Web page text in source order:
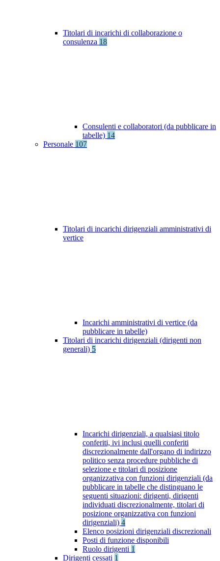
Titolari di incarichi di collaborazione o
consulenza 18
Consulenti e collaboratori (da pubblicare in
tabelle) 14
Personale 107
Titolari di incarichi dirigenziali amministrativi di
vertice
Incarichi amministrativi di vertice (da
pubblicare in tabelle)
Titolari di incarichi dirigenziali (dirigenti non
generali) 5
Incarichi dirigenziali, a qualsiasi titolo
conferiti, ivi inclusi quelli conferiti
discrezionalmente dall'organo di indirizzo
politico senza procedure pubbliche di
selezione e titolari di posizione
organizzativa con funzioni dirigenziali (da
pubblicare in tabelle che distinguano le
seguenti situazioni: dirigenti, dirigenti
individuati discrezionalmente, titolari di
posizione organizzativa con funzioni
dirigenziali) 4
Elenco posizioni dirigenziali discrezionali
Posti di funzione disponibili
Ruolo dirigenti 1
Dirigenti cessati 1